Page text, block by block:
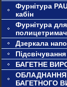
Фурнітура
кабін
Фурнітура
Дзеркала
БАГЕТНЕ
БАГЕТНОГО